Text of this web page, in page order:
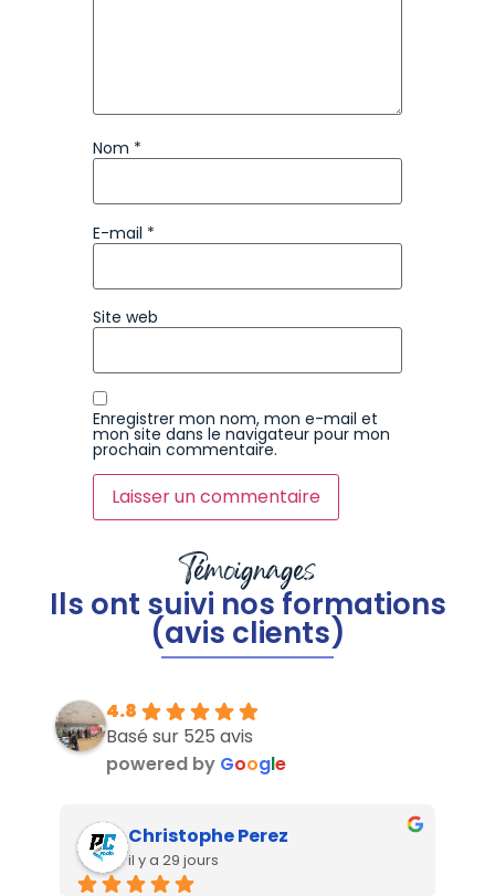
Nom *
E-mail *
Site web
Enregistrer mon nom, mon e-mail et
mon site dans le navigateur pour mon
prochain commentaire.
Témoignages
Ils ont suivi nos formations
(avis clients)
4.8
Basé sur 525 avis
powered by Google
Christophe Perez
il y a 29 jours